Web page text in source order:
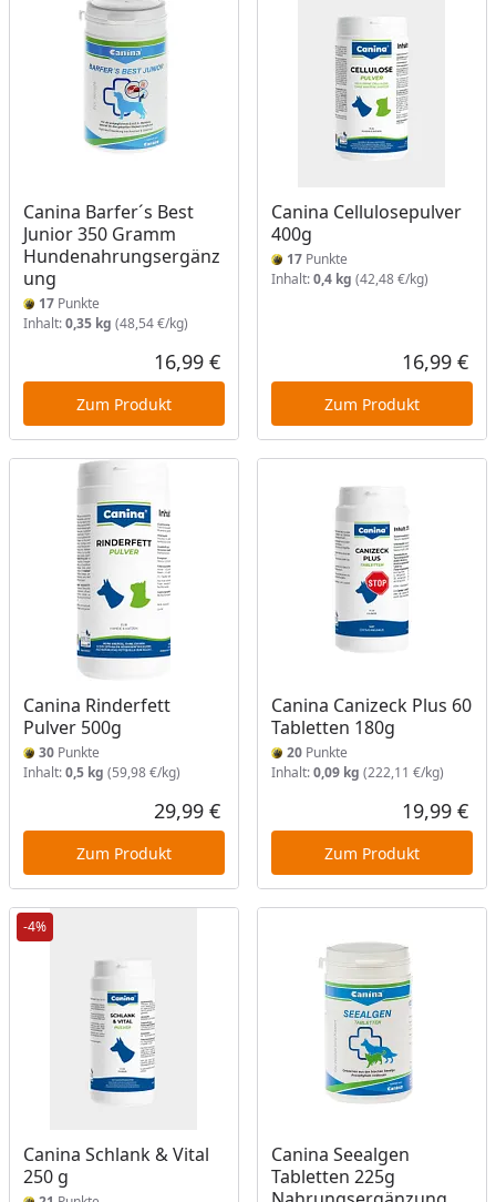
Canina Barfer´s Best
Junior 350 Gramm
Hundenahrungsergänz
ung
17 Punkte
Inhalt:0,35 kg (48,54 €/kg)
Aktueller Preis
16,99 €
Zum Produkt
Canina Cellulosepulver
400g
17Punkte
Inhalt:0,4 kg (42,48 €/kg)
16,99 €
Zum Produkt
Canina Rinderfett
Pulver 500g
30 Punkte
Inhalt:0,5 kg (59,98 €/kg)
Aktueller Preis
29,99 €
Zum Produkt
Canina Canizeck Plus 60
Tabletten 180g
20Punkte
Inhalt:0,09 kg (222,11 €/kg)
19,99 €
Zum Produkt
-4%
Canina Schlank & Vital
250 g
Canina Seealgen
Tabletten 225g